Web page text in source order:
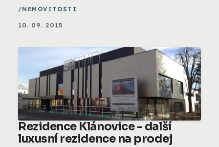
NEMOVITOSTI
10. 09. 2015
Rezidence Klánovice - další
luxusní rezidence na prodej